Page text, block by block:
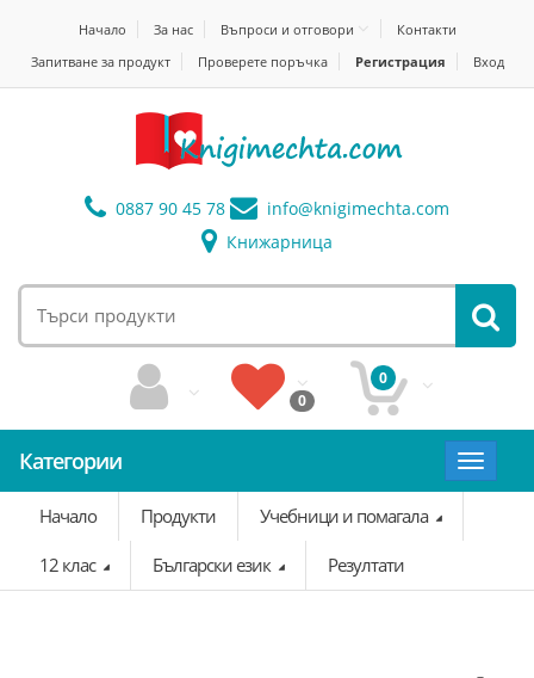
Начало За нас Въпроси и отговори
Контакти
Запитване за продукт
Проверете поръчка Регистрация Вход
0887 90 45 78 info@knigimechta.com
Книжарница
0
0
Категории
Toggle
Начало
Продукти Учебници и помагала
12 клас Български език Резултати